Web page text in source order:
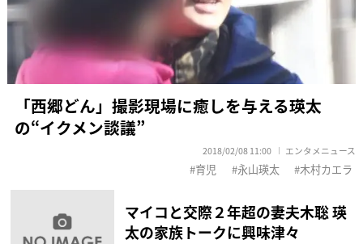
「西郷どん」撮影現場に癒しを与える瑛太
の“イクメン談議”
2018/02/08 11:00 エンタメニュース
育児 永山瑛太 木村カエラ
マイコと交際２年超の妻夫木聡 瑛
太の家族トークに興味津々